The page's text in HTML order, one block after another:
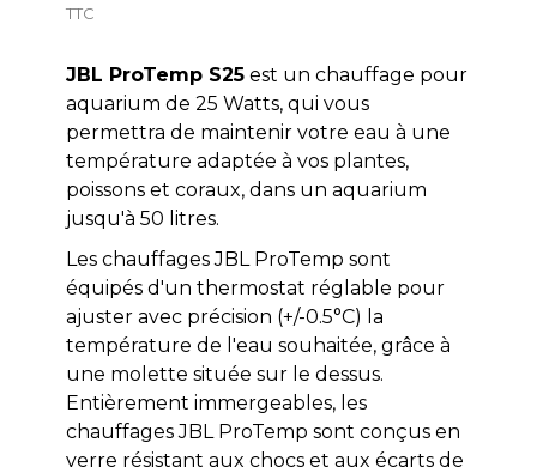
TTC
JBL ProTemp S25est un chauffage pour
aquarium de 25 Watts, qui vous
permettra de maintenir votre eau à une
température adaptée à vos plantes,
poissons et coraux, dans un aquarium
jusqu'à 50 litres.
Les chauffages JBL ProTemp sont
équipés d'un thermostat réglable pour
ajuster avec précision (+/-0.5°C) la
température de l'eau souhaitée, grâce à
une molette située sur le dessus.
Entièrement immergeables, les
chauffages JBL ProTemp sont conçus en
verre résistant aux chocs et aux écarts de